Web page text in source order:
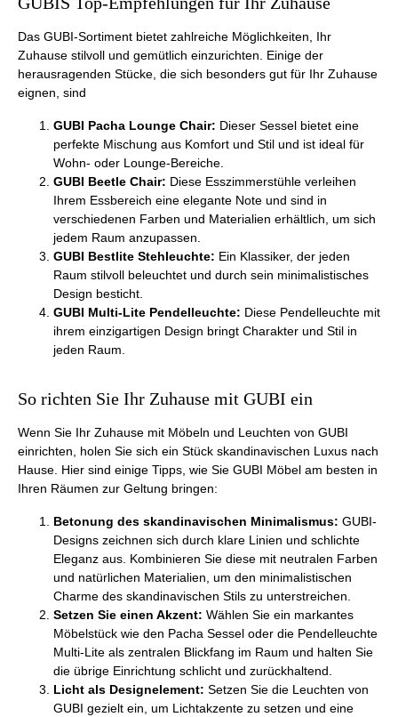
Das GUBI-Sortiment bietet zahlreiche Möglichkeiten, Ihr
Zuhause stilvoll und gemütlich einzurichten. Einige der
herausragenden Stücke, die sich besonders gut für Ihr Zuhause
eignen, sind
GUBI Pacha Lounge Chair: Dieser Sessel bietet eine
perfekte Mischung aus Komfort und Stil und ist ideal für
Wohn- oder Lounge-Bereiche.
GUBI Beetle Chair: Diese Esszimmerstühle verleihen
Ihrem Essbereich eine elegante Note und sind in
verschiedenen Farben und Materialien erhältlich, um sich
jedem Raum anzupassen.
GUBI Bestlite Stehleuchte: Ein Klassiker, der jeden
Raum stilvoll beleuchtet und durch sein minimalistisches
Design besticht.
GUBI Multi-Lite Pendelleuchte: Diese Pendelleuchte mit
ihrem einzigartigen Design bringt Charakter und Stil in
jeden Raum.
So richten Sie Ihr Zuhause mit GUBI ein
Wenn Sie Ihr Zuhause mit Möbeln und Leuchten von GUBI
einrichten, holen Sie sich ein Stück skandinavischen Luxus nach
Hause. Hier sind einige Tipps, wie Sie GUBI Möbel am besten in
Ihren Räumen zur Geltung bringen:
Betonung des skandinavischen Minimalismus: GUBI-
Designs zeichnen sich durch klare Linien und schlichte
Eleganz aus. Kombinieren Sie diese mit neutralen Farben
und natürlichen Materialien, um den minimalistischen
Charme des skandinavischen Stils zu unterstreichen.
Setzen Sie einen Akzent: Wählen Sie ein markantes
Möbelstück wie den Pacha Sessel oder die Pendelleuchte
Multi-Lite als zentralen Blickfang im Raum und halten Sie
die übrige Einrichtung schlicht und zurückhaltend.
Licht als Designelement: Setzen Sie die Leuchten von
GUBI gezielt ein, um Lichtakzente zu setzen und eine